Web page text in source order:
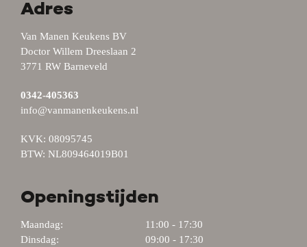
Adres
Van Manen Keukens BV
Doctor Willem Dreeslaan 2
3771 RW Barneveld
0342-405363
info@vanmanenkeukens.nl
KVK: 08095745
BTW: NL809464019B01
Openingstijden
Maandag:
11:00 - 17:30
Dinsdag:
09:00 - 17:30